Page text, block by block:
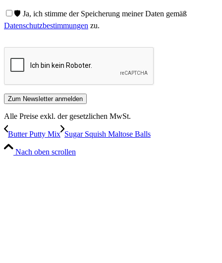
🛡️ Ja, ich stimme der Speicherung meiner Daten gemäß
Datenschutzbestimmungen zu.
Alle Preise exkl. der gesetzlichen MwSt.
Butter Putty Mix Sugar Squish Maltose Balls
Nach oben scrollen